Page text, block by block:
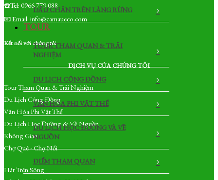
DẤU CHÂN TRÊN LÀNG RỪNG
TOUR
TOUR THAM QUAN & TRẢI
NGHIỆM
DU LỊCH CỘNG ĐỒNG
VĂN HÓA PHI VẬT THỂ
DU LỊCH HỌC ĐƯỜNG VÀ VỀ
NGUỒN
ĐIỂM THAM QUAN
☎️Tel: 0966 779 088
📧 Email: info@camaueco.com
Kết nối với chúng tôi
DỊCH VỤ CỦA CHÚNG TÔI
Tour Tham Quan & Trải Nghiệm
Du Lịch Cộng Đồng
Văn Hóa Phi Vật Thể
Du Lịch Học Đường & Về Nguồn
Không Gian
Chợ Quê - Chợ Nổi
Hát Trên Sông